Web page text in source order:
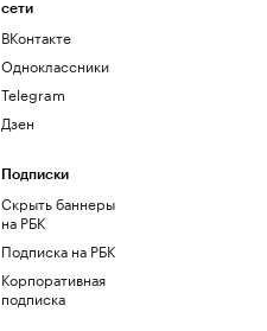
сети
ВКонтакте
Одноклассники
Telegram
Дзен
Подписки
Скрыть баннеры
на РБК
Подписка на РБК
Корпоративная
подписка